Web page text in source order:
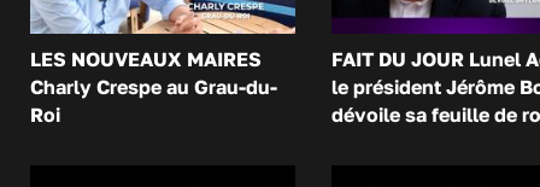
LES NOUVEAUX MAIRES
Charly Crespe au Grau-du-
Roi
FAIT DU JOUR Lunel
le président Jérôme
dévoile sa feuille de